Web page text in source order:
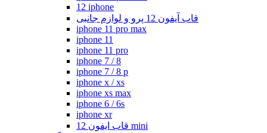
12 iphone
قاب آیفون 12 پرو و لوازم جانبی
iphone 11 pro max
iphone 11
iphone 11 pro
iphone 7 / 8
iphone 7 / 8 p
iphone x / xs
iphone xs max
iphone 6 / 6s
iphone xr
قاب ایفون 12 mini